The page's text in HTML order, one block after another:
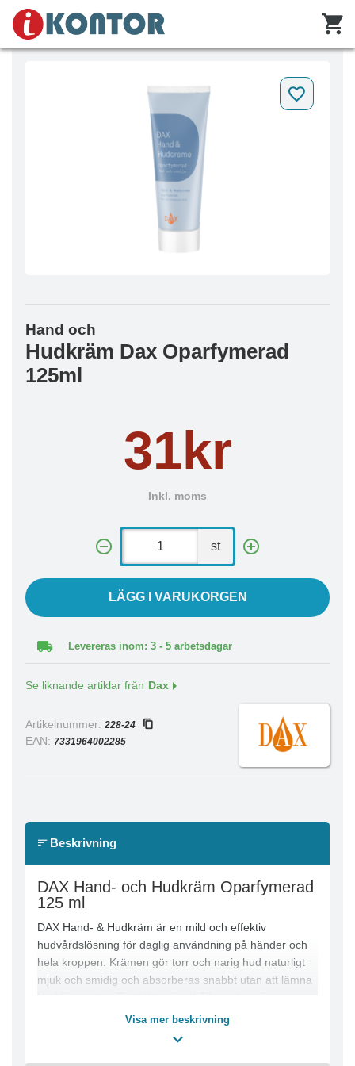
Hand och
Hudkräm Dax Oparfymerad
125ml
31kr
Inkl. moms
st
LÄGG I VARUKORGEN
Levereras inom: 3 - 5 arbetsdagar
Se liknande artiklar från Dax
Artikelnummer: 228-24
EAN: 7331964002285
Beskrivning
DAX Hand- och Hudkräm Oparfymerad
125 ml
DAX Hand- & Hudkräm är en mild och effektiv
hudvårdslösning för daglig användning på händer och
hela kroppen. Krämen gör torr och narig hud naturligt
mjuk och smidig och absorberas snabbt utan att lämna
vårdar och återfuktar huden, samtidigt som den är fri
Visa mer beskrivning